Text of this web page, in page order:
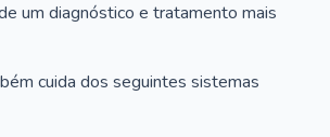
um diagnóstico e tratamento mais
cuida dos seguintes sistemas